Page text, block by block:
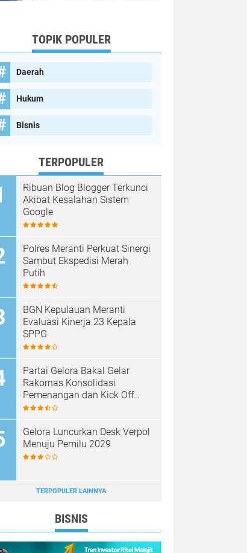
TOPIK POPULER
Daerah
Hukum
Bisnis
TERPOPULER
Ribuan Blog Blogger Terkunci
Akibat Kesalahan Sistem
Google
Polres Meranti Perkuat Sinergi
Sambut Ekspedisi Merah
Putih
BGN Kepulauan Meranti
Evaluasi Kinerja 23 Kepala
SPPG
Partai Gelora Bakal Gelar
Rakornas Konsolidasi
Pemenangan dan Kick Off
Pencalegan
Gelora Luncurkan Desk Verpol
Menuju Pemilu 2029
TERPOPULER LAINNYA
BISNIS